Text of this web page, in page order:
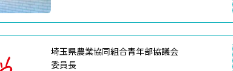
埼玉県農業協同組合青年部協議会
委員長